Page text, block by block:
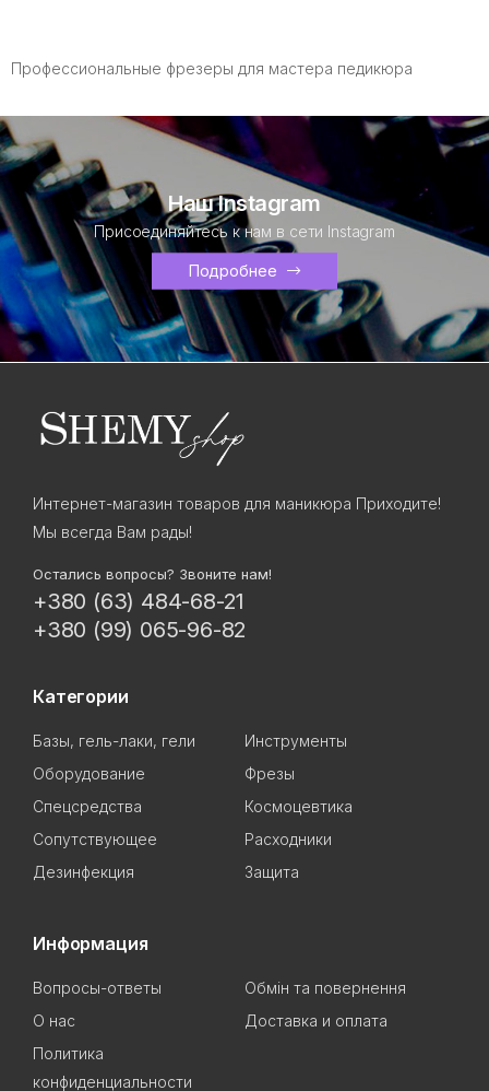
Профессиональные фрезеры для мастера педикюра
Наш Instagram
Присоединяйтесь к нам в сети Instagram
Подробнее
Интернет-магазин товаров для маникюра Приходите!
Мы всегда Вам рады!
Остались вопросы? Звоните нам!
+380 (63) 484-68-21
+380 (99) 065-96-82
Категории
Базы, гель-лаки, гели
Инструменты
Оборудование
Фрезы
Спецсредства
Космоцевтика
Сопутствующее
Расходники
Дезинфекция
Защита
Информация
Вопросы-ответы
Обмін та повернення
О нас
Доставка и оплата
Политика
конфиденциальности